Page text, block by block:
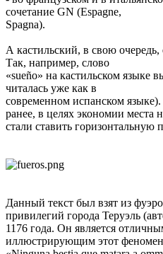
сочетание GN (Espagne,
Spagna).
А кастильский, в свою
Так, например, слово
«sueño» на кастильском языке
читалась уже как в
современном испанском
ранее, в целях экономии места
стали ставить горизонтальную
Данный текст был взят из
привилегий города Теруэль
1176 года. Он является
иллюстрирующим этот